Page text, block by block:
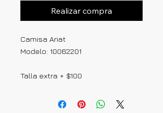
Realizar compra
Camisa Ariat
Modelo: 10062201
Talla extra + $100